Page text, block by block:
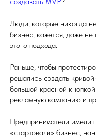
Люди, которые никогда
бизнес, кажется, даже
этого подхода.
Раньше, чтобы
решались создать
большой красной
рекламную кампанию и
Предприниматели имели
«стартовали» бизнес,